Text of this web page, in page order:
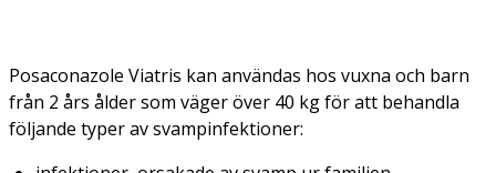
Posaconazole Viatris kan användas hos vuxna och barn
från 2 års ålder som väger över 40 kg för att behandla
följande typer av svampinfektioner: